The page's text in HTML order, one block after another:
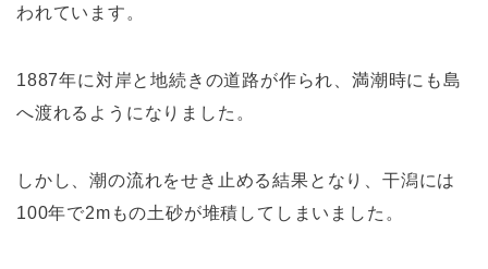
われています。
1887年に対岸と地続きの道路が作られ、満潮時にも島
へ渡れるようになりました。
しかし、潮の流れをせき止める結果となり、干潟には
100年で2mもの土砂が堆積してしまいました。